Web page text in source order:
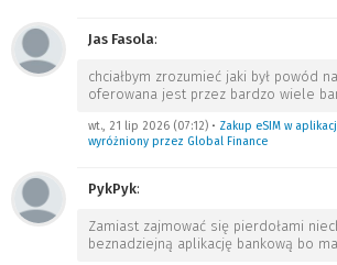
Jas Fasola:
chciałbym zrozumieć jaki był powód
oferowana jest przez bardzo wiele
wt., 21 lip 2026 (07:12) • Zakup eSIM w
wyróżniony przez Global Finance
PykPyk:
Zamiast zajmować się pierdołami
beznadziejną aplikację bankową bo